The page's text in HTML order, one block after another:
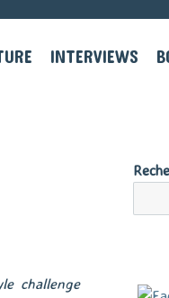
INTERVIEWS
challenge